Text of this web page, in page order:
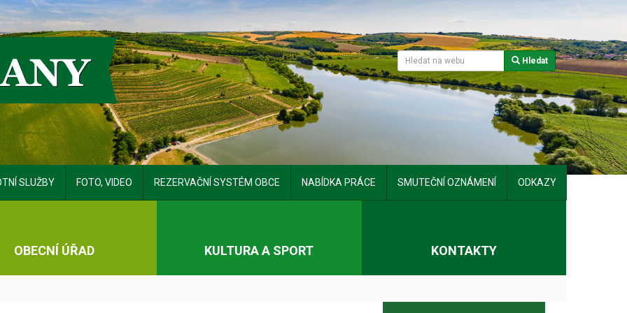
Hledat
SLUŽBY FOTO, VIDEO REZERVAČNÍ SYSTÉM OBCE NABÍDKA PRÁCE SMUTEČNÍ OZNÁMENÍ ODKAZY
OBECNÍ ÚŘAD KULTURA A SPORT KONTAKTY